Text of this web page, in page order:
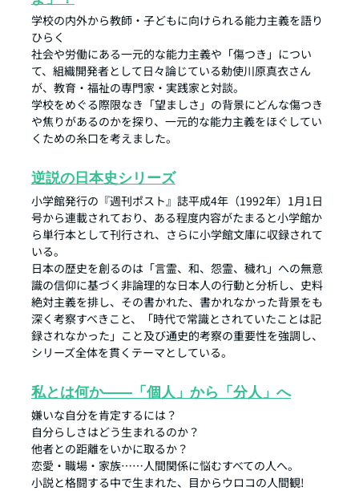
学校の内外から教師・子どもに向けられる能力主義を語り
ひらく
社会や労働にある一元的な能力主義や「傷つき」につい
て、組織開発者として日々論じている勅使川原真衣さん
が、教育・福祉の専門家・実践家と対談。
学校をめぐる際限なき「望ましさ」の背景にどんな傷つき
や焦りがあるのかを探り、一元的な能力主義をほぐしてい
くための糸口を考えました。
逆説の日本史シリーズ
小学館発行の『週刊ポスト』誌平成4年（1992年）1月1日
号から連載されており、ある程度内容がたまると小学館か
ら単行本として刊行され、さらに小学館文庫に収録されて
いる。
日本の歴史を創るのは「言霊、和、怨霊、穢れ」への無意
識の信仰に基づく非論理的な日本人の行動と分析し、史料
絶対主義を排し、その書かれた、書かれなかった背景をも
深く考察すべきこと、「時代で常識とされていたことは記
録されなかった」こと及び通史的考察の重要性を強調し、
シリーズ全体を貫くテーマとしている。
私とは何か――「個人」から「分人」へ
嫌いな自分を肯定するには？
自分らしさはどう生まれるのか？
他者との距離をいかに取るか？
恋愛・職場・家族……人間関係に悩むすべての人へ。
小説と格闘する中で生まれた、目からウロコの人間観!